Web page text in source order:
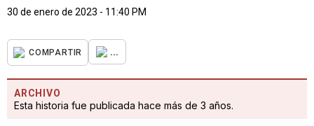
30 de enero de 2023 - 11:40 PM
COMPARTIR ...
ARCHIVO
Esta historia fue publicada hace más de 3 años.